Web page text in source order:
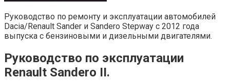
Руководство по ремонту и эксплуатации автомобилей
Dacia/Renault Sander и Sandero Stepway c 2012 года
выпуска с бензиновыми и дизельными двигателями.
Руководство по эксплуатации
Renault Sandero II.